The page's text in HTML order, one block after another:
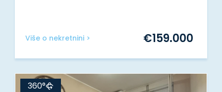
Više o nekretnini > €159.000
360°